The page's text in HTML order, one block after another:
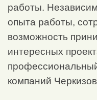
работы.
опыта работы,
возможность
интересных
компаний